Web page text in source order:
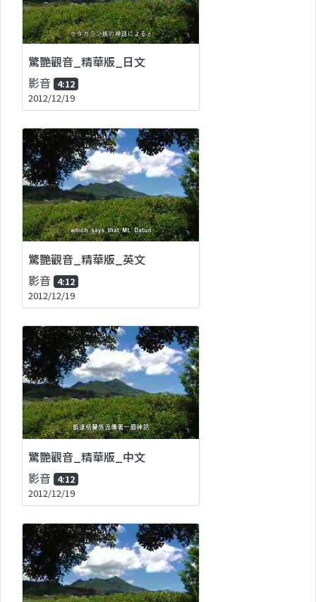
驚艷觀音_精華版_日文
影音 4:12
2012/12/19
驚艷觀音_精華版_英文
影音 4:12
2012/12/19
驚艷觀音_精華版_中文
影音 4:12
2012/12/19